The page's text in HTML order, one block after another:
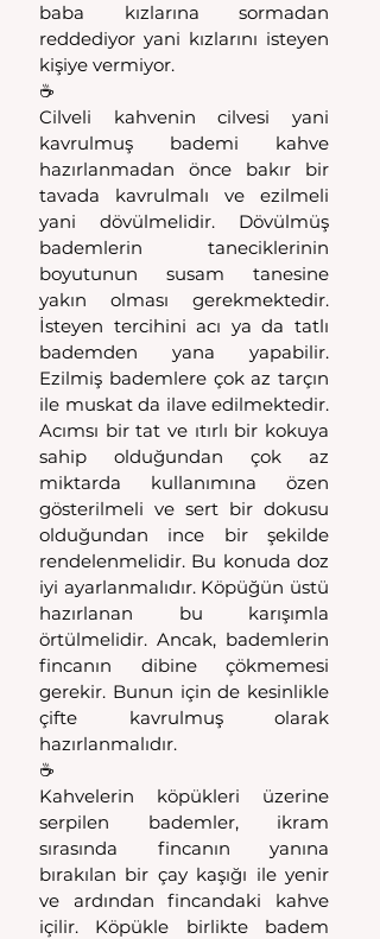
baba kızlarına sormadan
reddediyor yani kızlarını isteyen
kişiye vermiyor.
☕️
Cilveli kahvenin cilvesi yani
kavrulmuş bademi kahve
hazırlanmadan önce bakır bir
tavada kavrulmalı ve ezilmeli
yani dövülmelidir. Dövülmüş
bademlerin taneciklerinin
boyutunun susam tanesine
yakın olması gerekmektedir.
İsteyen tercihini acı ya da tatlı
bademden yana yapabilir.
Ezilmiş bademlere çok az tarçın
ile muskat da ilave edilmektedir.
Acımsı bir tat ve ıtırlı bir kokuya
sahip olduğundan çok az
miktarda kullanımına özen
gösterilmeli ve sert bir dokusu
olduğundan ince bir şekilde
rendelenmelidir. Bu konuda doz
iyi ayarlanmalıdır. Köpüğün üstü
hazırlanan bu karışımla
örtülmelidir. Ancak, bademlerin
fincanın dibine çökmemesi
gerekir. Bunun için de kesinlikle
çifte kavrulmuş olarak
hazırlanmalıdır.
☕️
Kahvelerin köpükleri üzerine
serpilen bademler, ikram
sırasında fincanın yanına
bırakılan bir çay kaşığı ile yenir
ve ardından fincandaki kahve
içilir. Köpükle birlikte badem